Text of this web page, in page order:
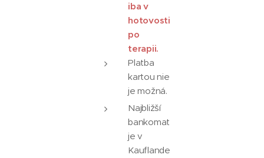
iba v
hotovosti
po
terapii.
Platba
kartou nie
je možná.
Najbližší
bankomat
je v
Kauflande